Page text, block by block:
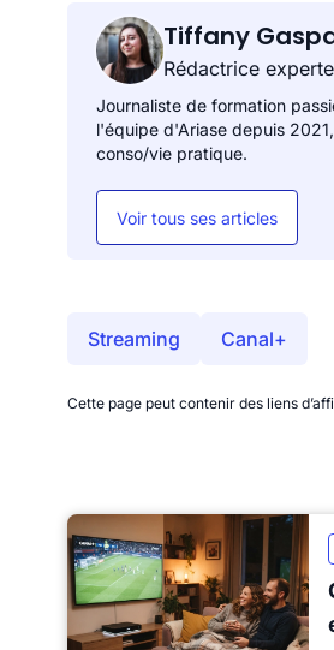
Tiffany
Rédactrice
Journaliste de formation
l'équipe d'Ariase depuis
conso/vie pratique.
Voir tous ses articles
Streaming Canal+
Cette page peut contenir des liens